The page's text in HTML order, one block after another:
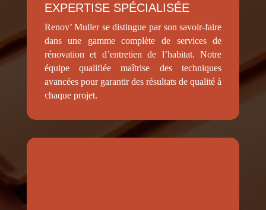
EXPERTISE SPÉCIALISÉE
Renov’ Muller se distingue par son savoir-faire
dans une gamme complète de services de
rénovation et d’entretien de l’habitat. Notre
équipe qualifiée maîtrise des techniques
avancées pour garantir des résultats de qualité à
chaque projet.